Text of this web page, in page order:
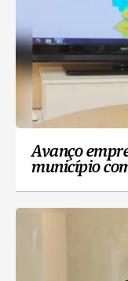
Avanço
município